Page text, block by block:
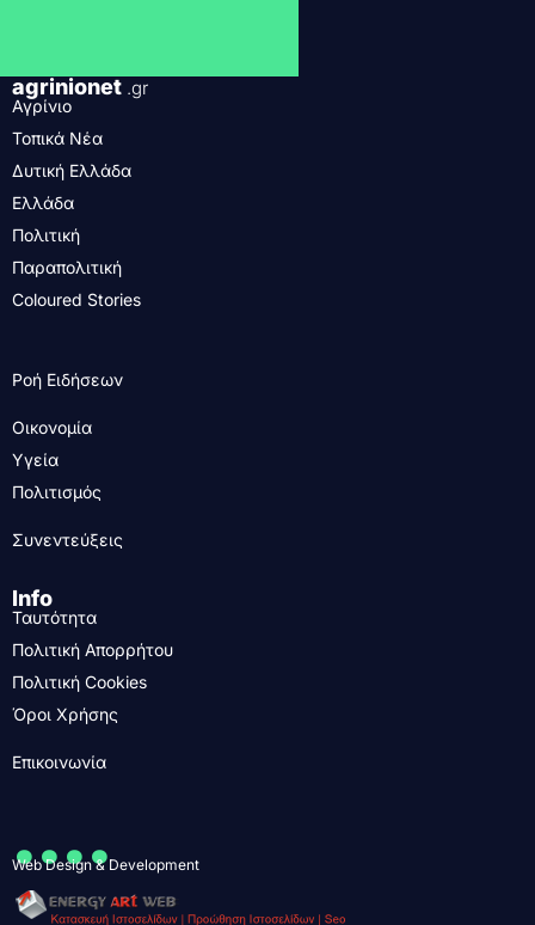
agrinionet .gr
Αγρίνιο
Τοπικά Νέα
Δυτική Ελλάδα
Ελλάδα
Πολιτική
Παραπολιτική
Coloured Stories
Ροή Ειδήσεων
Οικονομία
Υγεία
Πολιτισμός
Συνεντεύξεις
Info
Ταυτότητα
Πολιτική Απορρήτου
Πολιτική Cookies
Όροι Χρήσης
Επικοινωνία
....
Web Design & Development